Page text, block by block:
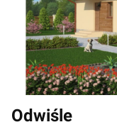
Odwiśle